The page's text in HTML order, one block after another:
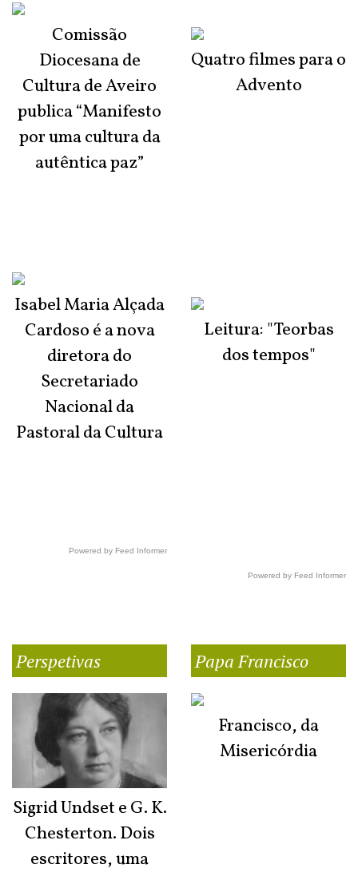
Comissão
Diocesana de
Cultura de Aveiro
publica “Manifesto
por uma cultura da
autêntica paz”
Isabel Maria Alçada
Cardoso é a nova
diretora do
Secretariado
Nacional da
Pastoral da Cultura
Powered by Feed Informer
Quatro filmes para o
Advento
Leitura: "Teorbas
dos tempos"
Powered by Feed Informer
Perspetivas
Sigrid Undset e G. K.
Chesterton. Dois
escritores, uma
Papa Francisco
Francisco, da
Misericórdia